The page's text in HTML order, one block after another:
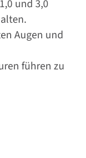
und 3,0
Augen und
führen zu